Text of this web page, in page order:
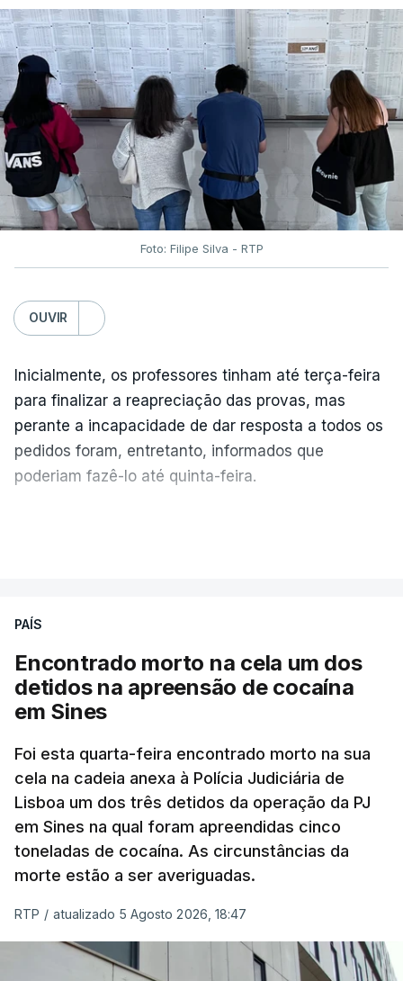
Foto: Filipe Silva - RTP
OUVIR
Inicialmente, os professores tinham até terça-feira
para finalizar a reapreciação das provas, mas
perante a incapacidade de dar resposta a todos os
pedidos foram, entretanto, informados que
poderiam fazê-lo até quinta-feira.
No domingo, estavam concluídos cerca de 50 por
cento dos mais de 20 mil pedidos de reapreciação,
mas Cristina Mota, porta-voz da Missão Escola
Pública, tem dúvidas de que o processo esteja
"Durante o fim de semana e nos últimos dias,
apercebamo-nos que ainda estão a ser
convocados professores para reapreciações"
disse a professora à agência Lusa."Será
praticamente impossível termos a totalidade
Segundo os docentes, o processo de reapreciação
PAÍS
Encontrado morto na cela um dos
detidos na apreensão de cocaína
em Sines
Foi esta quarta-feira encontrado morto na sua
cela na cadeia anexa à Polícia Judiciária de
Lisboa um dos três detidos da operação da PJ
em Sines na qual foram apreendidas cinco
toneladas de cocaína. As circunstâncias da
morte estão a ser averiguadas.
RTP / atualizado 5 Agosto 2026, 18:47